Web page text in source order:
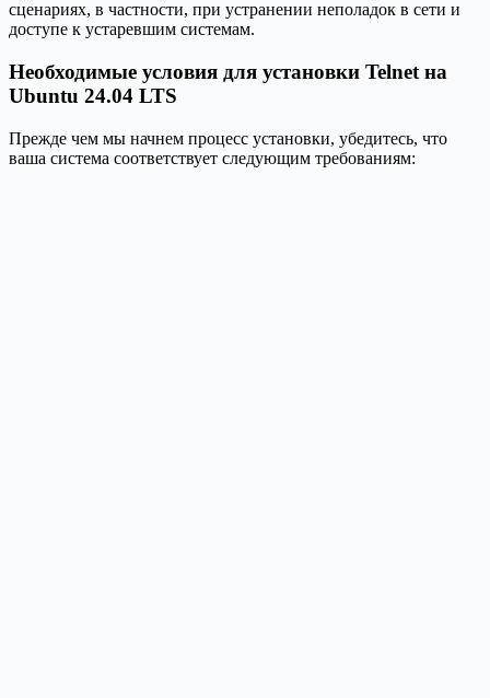
сценариях, в частности, при устранении неполадок в сети и
доступе к устаревшим системам.
Необходимые условия для установки Telnet на
Ubuntu 24.04 LTS
Прежде чем мы начнем процесс установки, убедитесь, что
ваша система соответствует следующим требованиям: